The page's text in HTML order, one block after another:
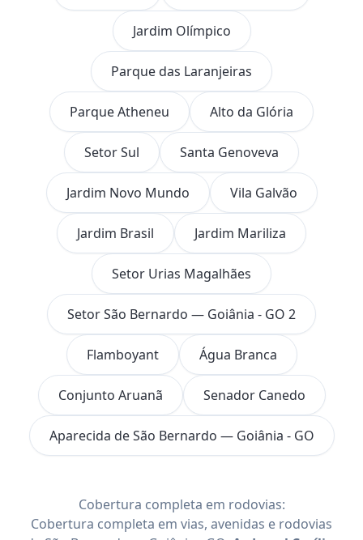
Jardim Olímpico
Parque das Laranjeiras
Parque Atheneu Alto da Glória
Setor Sul Santa Genoveva
Jardim Novo Mundo Vila Galvão
Jardim Brasil Jardim Mariliza
Setor Urias Magalhães
Setor São Bernardo — Goiânia - GO 2
Flamboyant Água Branca
Conjunto Aruanã Senador Canedo
Aparecida de São Bernardo — Goiânia - GO
Cobertura completa em rodovias:
Cobertura completa em vias, avenidas e rodovias